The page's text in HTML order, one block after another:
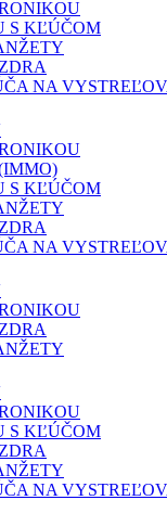
S KĽÚČOM
NA
S KĽÚČOM
NA
S KĽÚČOM
NA